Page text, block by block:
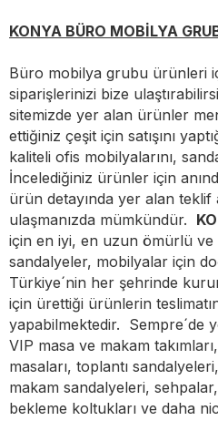
KONYA BÜRO MOBİLYA
Büro mobilya grubu ürünleri
siparişlerinizi bize
sitemizde yer alan ürünler
ettiğiniz çeşit için satışını
kaliteli ofis mobilyalarını,
İncelediğiniz ürünler için
ürün detayında yer alan teklif
ulaşmanızda mümkündür.
için en iyi, en uzun ömürlü ve
sandalyeler, mobilyalar için
Türkiye´nin her şehrinde
için ürettiği ürünlerin
yapabilmektedir. Sempre´de
VIP masa ve makam
masaları, toplantı
makam sandalyeleri,
bekleme koltukları ve daha